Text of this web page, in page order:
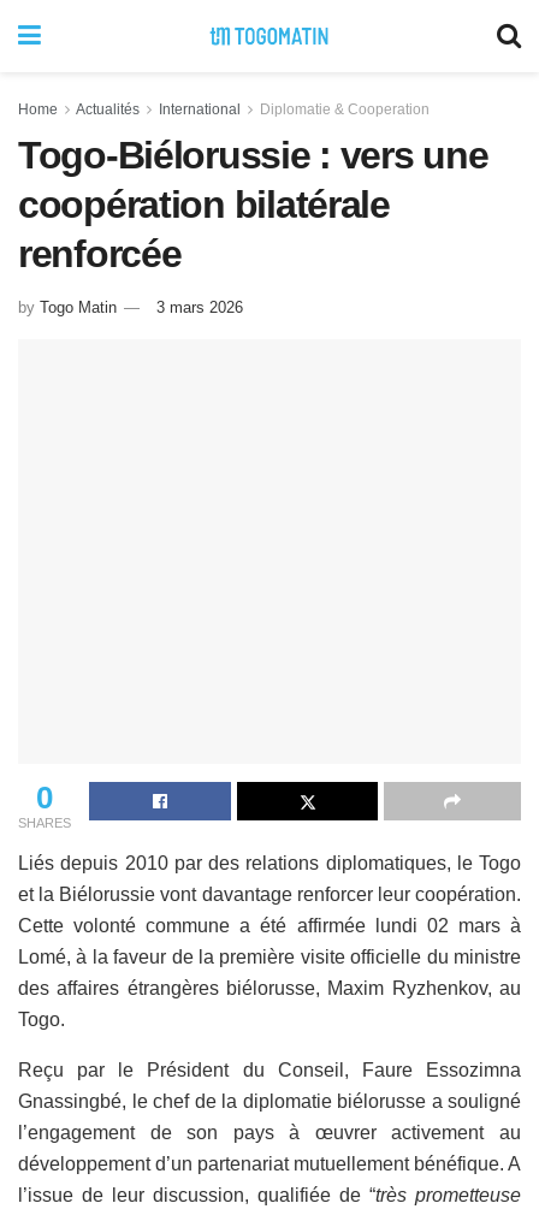
Home Actualités International Diplomatie & Cooperation
Togo-Biélorussie : vers une
coopération bilatérale
renforcée
by Togo Matin 3 mars 2026
0
SHARES
Liés depuis 2010 par des relations diplomatiques, le Togo
et la Biélorussie vont davantage renforcer leur coopération.
Cette volonté commune a été affirmée lundi 02 mars à
Lomé, à la faveur de la première visite officielle du ministre
des affaires étrangères biélorusse, Maxim Ryzhenkov, au
Togo.
Reçu par le Président du Conseil, Faure Essozimna
Gnassingbé, le chef de la diplomatie biélorusse a souligné
l’engagement de son pays à œuvrer activement au
développement d’un partenariat mutuellement bénéfique. A
l’issue de leur discussion, qualifiée de “très prometteuse